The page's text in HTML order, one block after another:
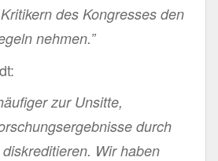
des Kongresses den
nehmen.”
zur Unsitte,
durch
Wir haben